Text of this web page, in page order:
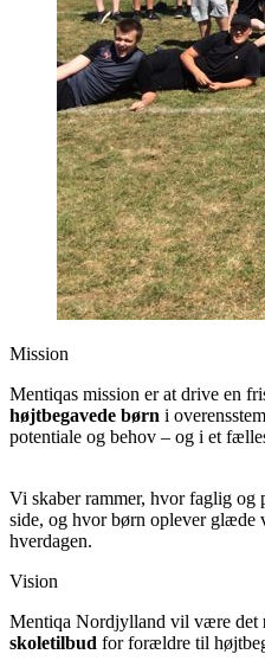
Mission
Mentiqas mission er at drive en
højtbegavede børn i
potentiale og behov – og i et
Vi skaber rammer, hvor faglig
side, og hvor børn oplever glæde
hverdagen.
Vision
Mentiqa Nordjylland vil være det
skoletilbud for forældre til